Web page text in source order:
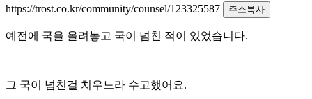
https://trost.co.kr/community/counsel/123325587
주소복사
예전에 국을 올려놓고 국이 넘친 적이 있었습니다.
그 국이 넘친걸 치우느라 수고했어요.